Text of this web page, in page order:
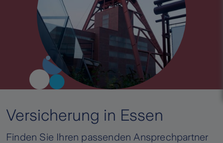
Versicherung in Essen
Finden Sie Ihren passenden Ansprechpartner